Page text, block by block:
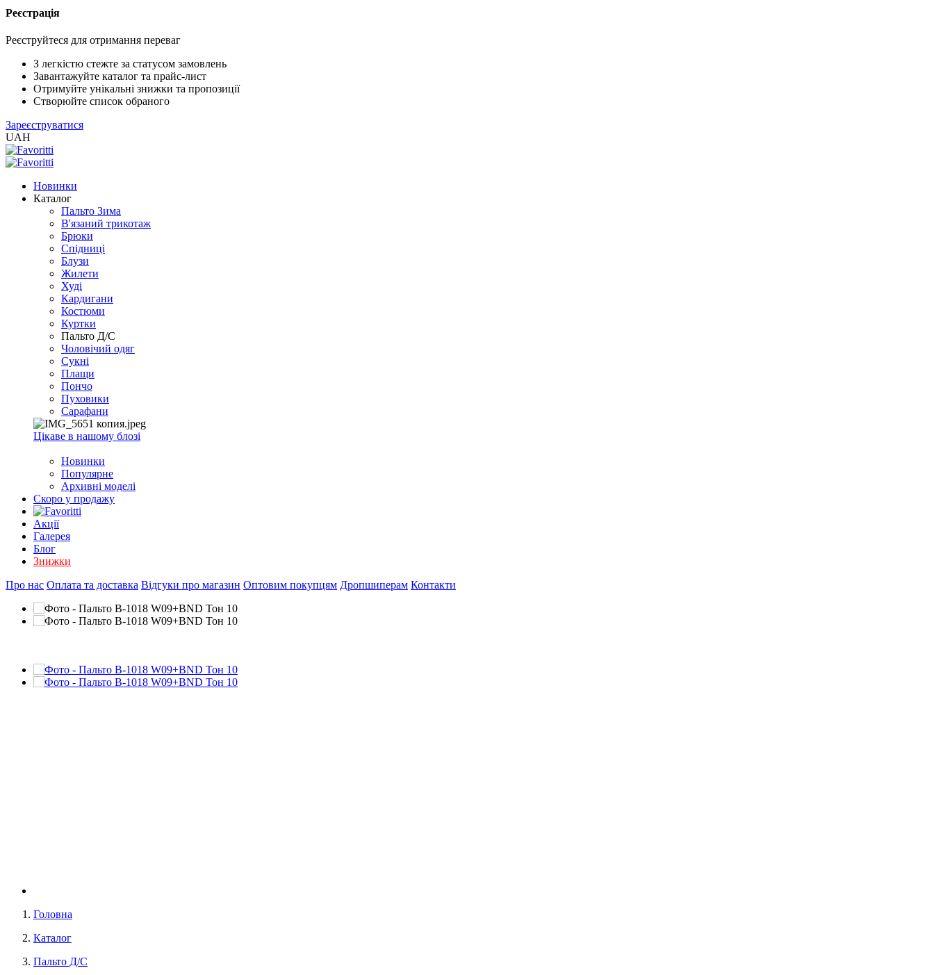
Реєстрація
Реєструйтеся для отримання переваг
З легкістю стежте за статусом замовлень
Завантажуйте каталог та прайс-лист
Отримуйте унікальні знижки та пропозиції
Створюйте список обраного
Зареєструватися
UAH
Новинки
Каталог
Пальто Зима
В'язаний трикотаж
Брюки
Спідниці
Блузи
Жилети
Худі
Кардигани
Костюми
Куртки
Пальто Д/С
Чоловічий одяг
Сукні
Плащи
Пончо
Пуховики
Сарафани
Цікаве в нашому блозі
Новинки
Популярне
Архивні моделі
Скоро у продажу
Акції
Галерея
Блог
Знижки
Про нас Оплата та доставка Відгуки про магазин Оптовим покупцям Дропшиперам Контакти
Головна
Каталог
Пальто Д/С
/
2005
(Розн.)
/
EXCEL
2005
(Опт)
XLSX